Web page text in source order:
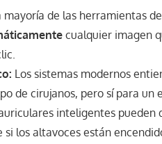
mayoría de las herramientas
cualquier imagen
Los sistemas modernos
de cirujanos, pero sí para un
inteligentes
los altavoces están